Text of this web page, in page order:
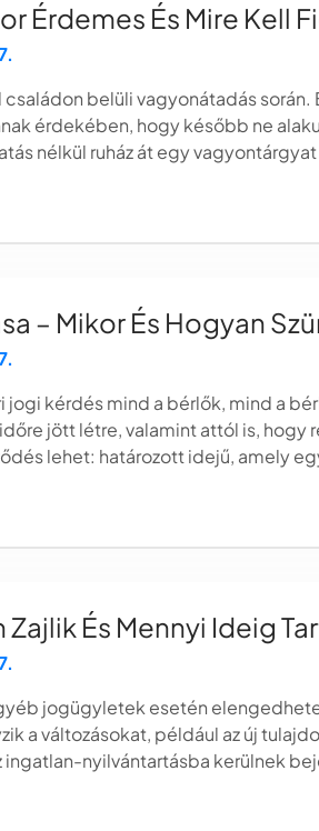
Érdemes És Mire Kell
belüli vagyonátadás
érdekében, hogy később ne
nélkül ruház át egy
– Mikor És Hogyan
kérdés mind a bérlők, mind a
jött létre, valamint attól is,
lehet: határozott idejű, amely
És Mennyi Ideig
jogügyletek esetén
a változásokat, például az új
ingatlan-nyilvántartásba kerülnek